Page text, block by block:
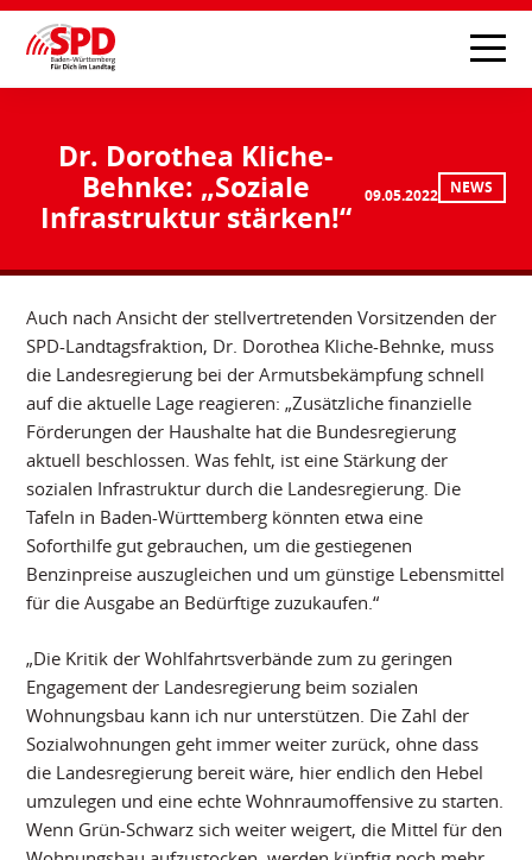
Dr. Dorothea Kliche-
Behnke: „Soziale
Infrastruktur stärken!“
09.05.2022 NEWS
Auch nach Ansicht der stellvertretenden Vorsitzenden der
SPD-Landtagsfraktion, Dr. Dorothea Kliche-Behnke, muss
die Landesregierung bei der Armutsbekämpfung schnell
auf die aktuelle Lage reagieren: „Zusätzliche finanzielle
Förderungen der Haushalte hat die Bundesregierung
aktuell beschlossen. Was fehlt, ist eine Stärkung der
sozialen Infrastruktur durch die Landesregierung. Die
Tafeln in Baden-Württemberg könnten etwa eine
Soforthilfe gut gebrauchen, um die gestiegenen
Benzinpreise auszugleichen und um günstige Lebensmittel
für die Ausgabe an Bedürftige zuzukaufen.“
„Die Kritik der Wohlfahrtsverbände zum zu geringen
Engagement der Landesregierung beim sozialen
Wohnungsbau kann ich nur unterstützen. Die Zahl der
Sozialwohnungen geht immer weiter zurück, ohne dass
die Landesregierung bereit wäre, hier endlich den Hebel
umzulegen und eine echte Wohnraumoffensive zu starten.
Wenn Grün-Schwarz sich weiter weigert, die Mittel für den